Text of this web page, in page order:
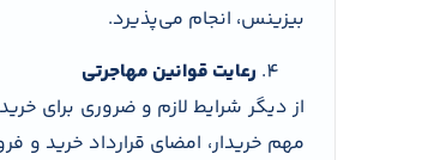
بیزینس، انجام می‌پذیرد.
رعایت قوانین مهاجرتی
از دیگر شرایط لازم و ضروری برای
مهم خریدار، امضای قرارداد خرید و